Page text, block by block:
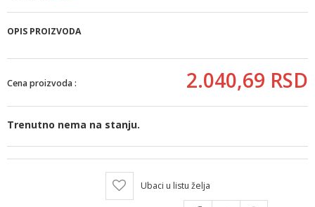
OPIS PROIZVODA
Cena proizvoda : 2.040,69 RSD
Trenutno nema na stanju.
Ubaci u listu želja